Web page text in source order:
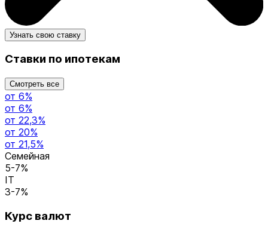
Узнать свою ставку
Ставки по ипотекам
Смотреть все
от 6%
от 6%
от 22,3%
от 20%
от 21,5%
Семейная
5-7%
IT
3-7%
Курс валют